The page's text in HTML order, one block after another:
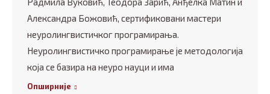
Александра Божовић, сертификовани мастери
неуролингвистичког програмирања.
Неуролингвистичко програмирање је методологија
која се базира на неуро науци и има
Опширније